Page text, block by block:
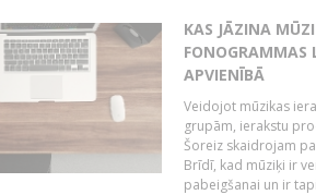
KAS JĀZINA
FONOGRAMMAS
APVIENĪBĀ
Veidojot mūzikas
grupām, ierakstu
Šoreiz skaidrojam
Brīdī, kad mūziķi ir
pabeigšanai un ir